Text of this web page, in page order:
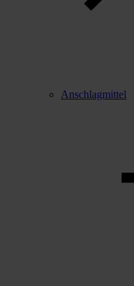
Anschlagmittel